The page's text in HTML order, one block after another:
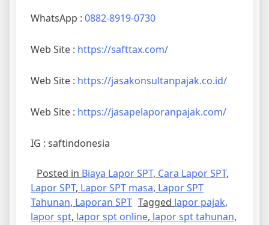
Lapor SPT, Lapor SPT masa, Lapor SPT
Tahunan,Laporan SPT Taggedlapor pajak
lapor spt,lapor spt online,lapor spt tahunan
spt tahunan online